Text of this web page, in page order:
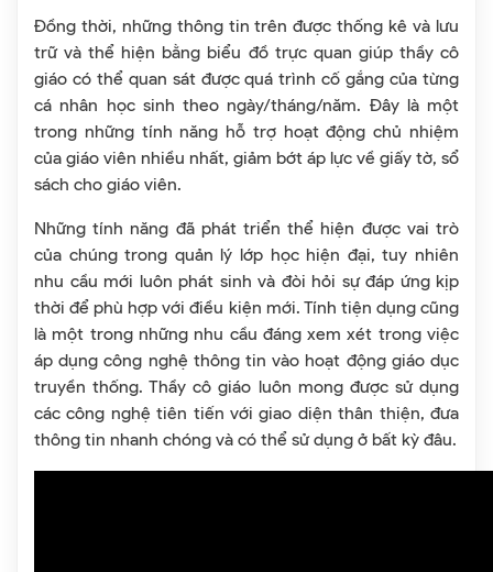
Đồng thời, những thông tin trên được thống kê và lưu
trữ và thể hiện bằng biểu đồ trực quan giúp thầy cô
giáo có thể quan sát được quá trình cố gắng của từng
cá nhân học sinh theo ngày/tháng/năm. Đây là một
trong những tính năng hỗ trợ hoạt động chủ nhiệm
của giáo viên nhiều nhất, giảm bớt áp lực về giấy tờ, sổ
sách cho giáo viên.
Những tính năng đã phát triển thể hiện được vai trò
của chúng trong quản lý lớp học hiện đại, tuy nhiên
nhu cầu mới luôn phát sinh và đòi hỏi sự đáp ứng kịp
thời để phù hợp với điều kiện mới. Tính tiện dụng cũng
là một trong những nhu cầu đáng xem xét trong việc
áp dụng công nghệ thông tin vào hoạt động giáo dục
truyền thống. Thầy cô giáo luôn mong được sử dụng
các công nghệ tiên tiến với giao diện thân thiện, đưa
thông tin nhanh chóng và có thể sử dụng ở bất kỳ đâu.